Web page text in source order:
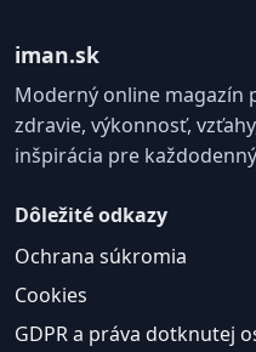
iman.sk
Moderný online magazín
zdravie, výkonnosť,
inšpirácia pre
Dôležité odkazy
Ochrana súkromia
Cookies
GDPR a práva dotknutej